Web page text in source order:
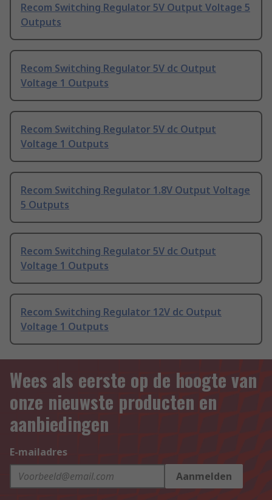
Recom Switching Regulator 5V Output Voltage 5
Outputs
Recom Switching Regulator 5V dc Output
Voltage 1 Outputs
Recom Switching Regulator 5V dc Output
Voltage 1 Outputs
Recom Switching Regulator 1.8V Output Voltage
5 Outputs
Recom Switching Regulator 5V dc Output
Voltage 1 Outputs
Recom Switching Regulator 12V dc Output
Voltage 1 Outputs
Wees als eerste op de hoogte van
onze nieuwste producten en
aanbiedingen
E-mailadres
Aanmelden